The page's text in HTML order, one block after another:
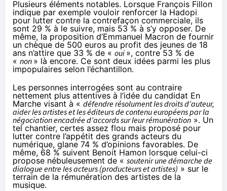
Plusieurs éléments notables. Lorsque François Fillon
indique par exemple vouloir renforcer la Hadopi
pour lutter contre la contrefaçon commerciale, ils
sont 29 % à le suivre, mais 53 % à s’y opposer. De
même, la proposition d’Emmanuel Macron de fournir
un chèque de 500 euros au profit des jeunes de 18
ans n’attire que 33 % de « oui », contre 53 % de
« non » là encore. Ce sont deux idées parmi les plus
impopulaires selon l’échantillon.
Les personnes interrogées sont au contraire
nettement plus attentives à l’idée du candidat En
Marche visant à « défendre résolument les droits d’auteur,
aider les artistes et les éditeurs de contenu européens par la
négociation encadrée d’accords sur leur rémunération ». Un
tel chantier, certes assez flou mais proposé pour
lutter contre l’appétit des grands acteurs du
numérique, glane 74 % d’opinions favorables. De
même, 68 % suivent Benoit Hamon lorsque celui-ci
propose nébuleusement de « soutenir une démarche de
dialogue entre les acteurs (producteurs et artistes) » sur le
terrain de la rémunération des artistes de la
musique.